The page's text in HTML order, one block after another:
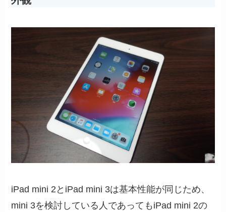
iPad mini 2とiPad mini 3は基本性能が同じため、
mini 3を検討している人であってもiPad mini 2の